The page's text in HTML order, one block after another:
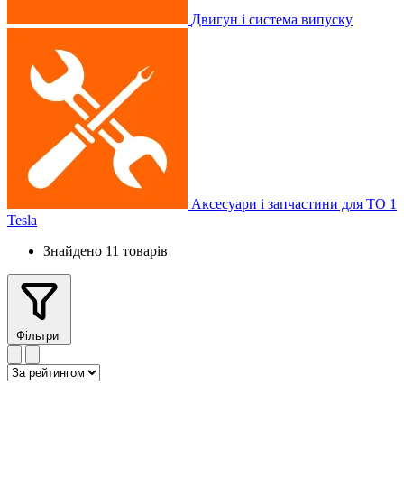
Двигун і система випуску
Аксесуари і запчастини для ТО 1
Tesla
Знайдено 11 товарів
Фільтри